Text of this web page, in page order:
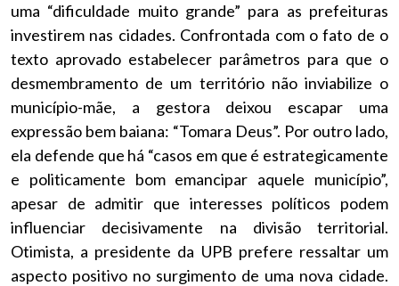
uma “dificuldade muito grande” para as prefeituras
investirem nas cidades. Confrontada com o fato de o
texto aprovado estabelecer parâmetros para que o
desmembramento de um território não inviabilize o
município-mãe, a gestora deixou escapar uma
expressão bem baiana: “Tomara Deus”. Por outro lado,
ela defende que há “casos em que é estrategicamente
e politicamente bom emancipar aquele município”,
apesar de admitir que interesses políticos podem
influenciar decisivamente na divisão territorial.
Otimista, a presidente da UPB prefere ressaltar um
aspecto positivo no surgimento de uma nova cidade.